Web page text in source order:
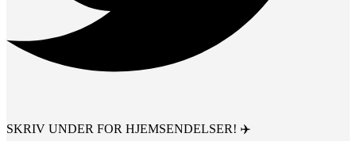
SKRIV UNDER FOR HJEMSENDELSER! ✈️